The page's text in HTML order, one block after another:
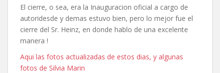
El cierre, o sea, era la Inauguracion oficial a cargo de
autoridesde y demas estuvo bien, pero lo mejor fue el
cierre del Sr. Heinz, en donde hablo de una excelente
manera !
Aqui las fotos actualizadas de estos dias, y algunas
fotos de Silvia Marin